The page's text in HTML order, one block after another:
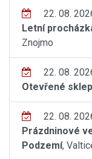
22. 08.
Letní
Znojmo
22. 08.
Otevřené
22. 08.
Prázdninové
Podzemí,